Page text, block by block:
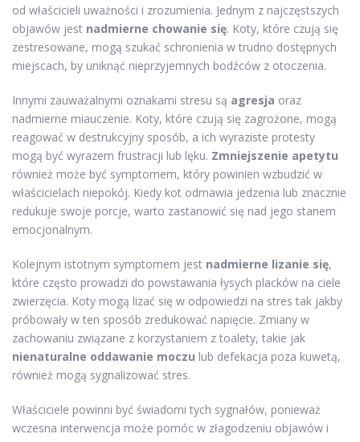
od właścicieli uważności i zrozumienia. Jednym z najczęstszych
objawów jest nadmierne chowanie się. Koty, które czują się
zestresowane, mogą szukać schronienia w trudno dostępnych
miejscach, by uniknąć nieprzyjemnych bodźców z otoczenia.
Innymi zauważalnymi oznakami stresu są agresja oraz
nadmierne miauczenie. Koty, które czują się zagrożone, mogą
reagować w destrukcyjny sposób, a ich wyraziste protesty
mogą być wyrazem frustracji lub lęku. Zmniejszenie apetytu
również może być symptomem, który powinien wzbudzić w
właścicielach niepokój. Kiedy kot odmawia jedzenia lub znacznie
redukuje swoje porcje, warto zastanowić się nad jego stanem
emocjonalnym.
Kolejnym istotnym symptomem jest nadmierne lizanie się,
które często prowadzi do powstawania łysych placków na ciele
zwierzęcia. Koty mogą lizać się w odpowiedzi na stres tak jakby
próbowały w ten sposób zredukować napięcie. Zmiany w
zachowaniu związane z korzystaniem z toalety, takie jak
nienaturalne oddawanie moczu lub defekacja poza kuwetą,
również mogą sygnalizować stres.
Właściciele powinni być świadomi tych sygnałów, ponieważ
wczesna interwencja może pomóc w złagodzeniu objawów i